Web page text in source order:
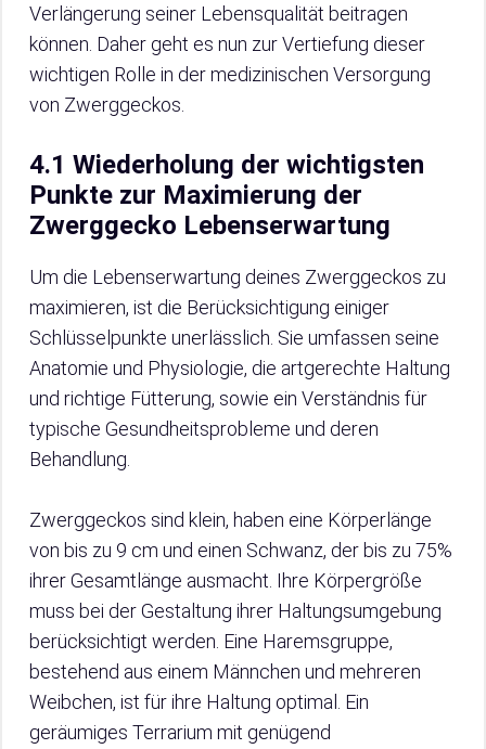
Verlängerung seiner Lebensqualität beitragen
können. Daher geht es nun zur Vertiefung dieser
wichtigen Rolle in der medizinischen Versorgung
von Zwerggeckos.
4.1 Wiederholung der wichtigsten
Punkte zur Maximierung der
Zwerggecko Lebenserwartung
Um die Lebenserwartung deines Zwerggeckos zu
maximieren, ist die Berücksichtigung einiger
Schlüsselpunkte unerlässlich. Sie umfassen seine
Anatomie und Physiologie, die artgerechte Haltung
und richtige Fütterung, sowie ein Verständnis für
typische Gesundheitsprobleme und deren
Behandlung.
Zwerggeckos sind klein, haben eine Körperlänge
von bis zu 9 cm und einen Schwanz, der bis zu 75%
ihrer Gesamtlänge ausmacht. Ihre Körpergröße
muss bei der Gestaltung ihrer Haltungsumgebung
berücksichtigt werden. Eine Haremsgruppe,
bestehend aus einem Männchen und mehreren
Weibchen, ist für ihre Haltung optimal. Ein
geräumiges Terrarium mit genügend